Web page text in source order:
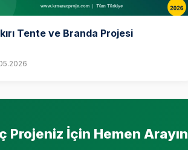
Tente ve Branda Projesi
Projeniz İçin Hemen Arayın